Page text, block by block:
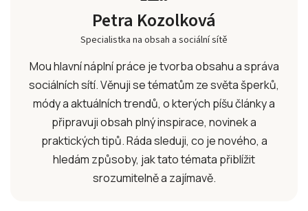
Petra Kozolková
Specialistka na obsah a sociální sítě
Mou hlavní náplní práce je tvorba obsahu a správa
sociálních sítí. Věnuji se tématům ze světa šperků,
módy a aktuálních trendů, o kterých píšu články a
připravuji obsah plný inspirace, novinek a
praktických tipů. Ráda sleduji, co je nového, a
hledám způsoby, jak tato témata přiblížit
srozumitelně a zajímavě.